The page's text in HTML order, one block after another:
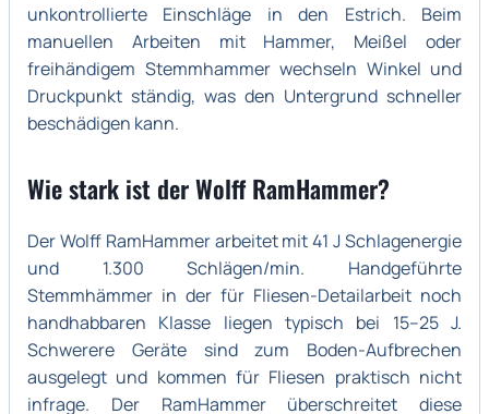
unkontrollierte Einschläge in den Estrich. Beim
manuellen Arbeiten mit Hammer, Meißel oder
freihändigem Stemmhammer wechseln Winkel und
Druckpunkt ständig, was den Untergrund schneller
beschädigen kann.
Wie stark ist der Wolff RamHammer?
Der Wolff RamHammer arbeitet mit 41 J Schlagenergie
und 1.300 Schlägen/min. Handgeführte
Stemmhämmer in der für Fliesen-Detailarbeit noch
handhabbaren Klasse liegen typisch bei 15–25 J.
Schwerere Geräte sind zum Boden-Aufbrechen
ausgelegt und kommen für Fliesen praktisch nicht
infrage. Der RamHammer überschreitet diese